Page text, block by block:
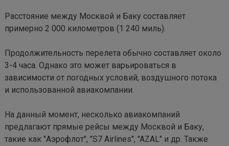
Расстояние между Москвой и Баку составляет
примерно 2 000 километров (1 240 миль).
Продолжительность перелета обычно составляет около
3-4 часа. Однако это может варьироваться в
зависимости от погодных условий, воздушного потока
и использованной авиакомпании.
На данный момент, несколько авиакомпаний
предлагают прямые рейсы между Москвой и Баку,
такие как "Аэрофлот", "S7 Airlines", "AZAL" и др. Также